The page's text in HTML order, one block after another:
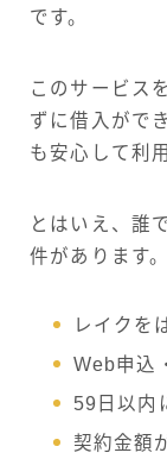
です。
このサービス
ずに借入がで
も安心して利
とはいえ、誰
件があります。
レイクを
Web申込
59日以内
契約金額